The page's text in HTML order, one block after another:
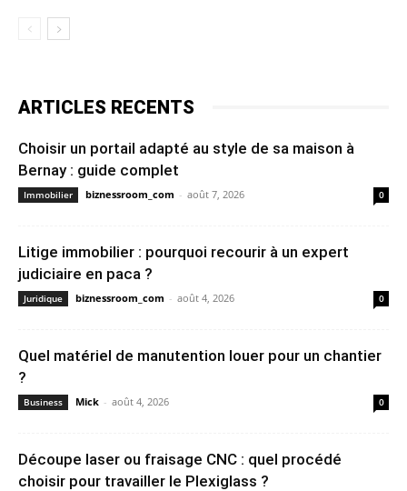
ARTICLES RECENTS
Choisir un portail adapté au style de sa maison à
Bernay : guide complet
Immobilier biznessroom_com - août 7, 2026 0
Litige immobilier : pourquoi recourir à un expert
judiciaire en paca ?
Juridique biznessroom_com - août 4, 2026 0
Quel matériel de manutention louer pour un chantier
?
Business Mick - août 4, 2026 0
Découpe laser ou fraisage CNC : quel procédé
choisir pour travailler le Plexiglass ?